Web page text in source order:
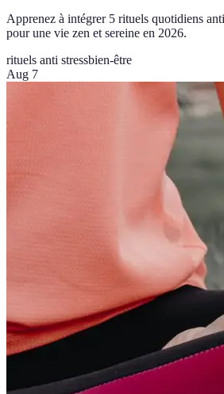
Apprenez à intégrer 5 rituels quotidiens
pour une vie zen et sereine en 2026.
rituels anti stressbien-être
Aug 7